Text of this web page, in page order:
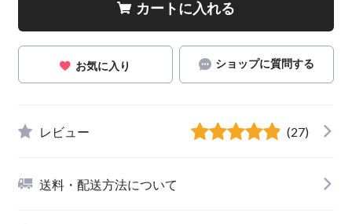
カートに入れる
お気に入り ショップに質問する
レビュー (27)
送料・配送方法について